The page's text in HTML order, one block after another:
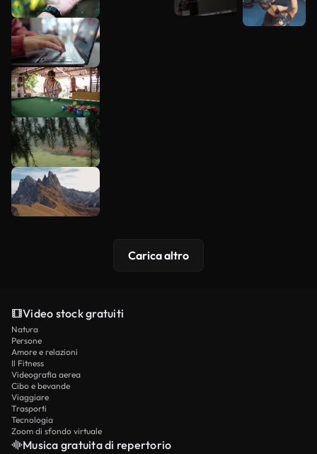
Carica altro
Video stock gratuiti
Natura
Persone
Amore e relazioni
Il Fitness
Videografia aerea
Cibo e bevande
Viaggiare
Trasporti
Tecnologia
Zoom di sfondo virtuale
Musica gratuita di repertorio